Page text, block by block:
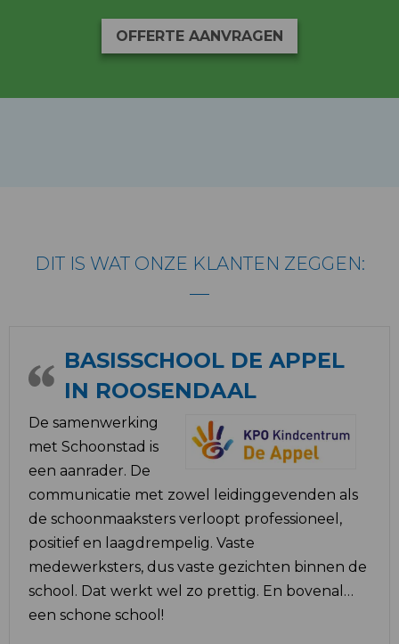
OFFERTE AANVRAGEN
DIT IS WAT ONZE KLANTEN ZEGGEN:
BASISSCHOOL DE APPEL
IN ROOSENDAAL
De samenwerking
met Schoonstad is
een aanrader. De
communicatie met zowel leidinggevenden als
de schoonmaaksters verloopt professioneel,
positief en laagdrempelig. Vaste
medewerksters, dus vaste gezichten binnen de
school. Dat werkt wel zo prettig. En bovenal…
een schone school!